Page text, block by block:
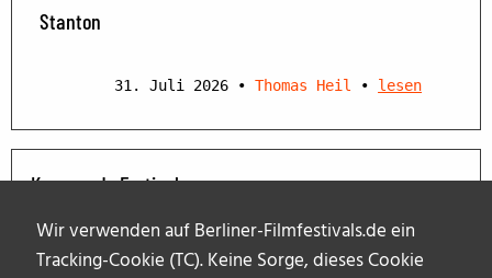
Wir verwenden auf Berliner-Filmfestivals.de ein
Tracking-Cookie (TC). Keine Sorge, dieses Cookie
Stanton
31. Juli 2026 • Thomas Heil • lesen
Kommende Festivals